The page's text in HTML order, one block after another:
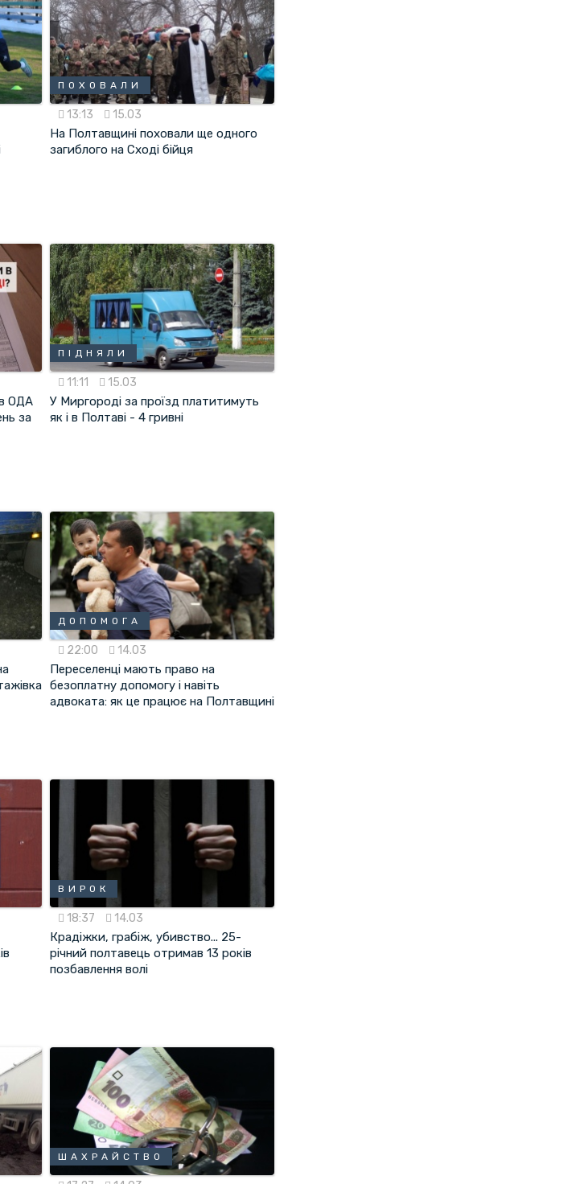
ПОХОВАЛИ
13:13 15.03
На Полтавщині поховали ще одного
загиблого на Сході бійця
ОДА
за
ПІДНЯЛИ
11:11 15.03
У Миргороді за проїзд платитимуть
як і в Полтаві - 4 гривні
ДОПОМОГА
22:00 14.03
Переселенці мають право на
безоплатну допомогу і навіть
адвоката: як це працює на Полтавщині
ВИРОК
18:37 14.03
Крадіжки, грабіж, убивство... 25-
річний полтавець отримав 13 років
позбавлення волі
ШАХРАЙСТВО